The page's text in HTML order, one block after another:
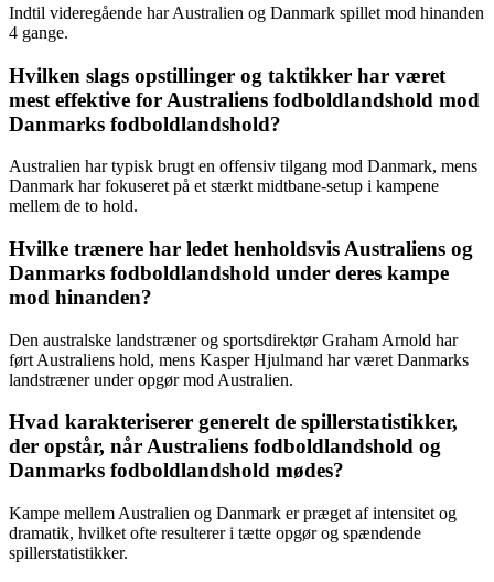
Indtil videregående har Australien og Danmark spillet mod hinanden
4 gange.
Hvilken slags opstillinger og taktikker har været
mest effektive for Australiens fodboldlandshold mod
Danmarks fodboldlandshold?
Australien har typisk brugt en offensiv tilgang mod Danmark, mens
Danmark har fokuseret på et stærkt midtbane-setup i kampene
mellem de to hold.
Hvilke trænere har ledet henholdsvis Australiens og
Danmarks fodboldlandshold under deres kampe
mod hinanden?
Den australske landstræner og sportsdirektør Graham Arnold har
ført Australiens hold, mens Kasper Hjulmand har været Danmarks
landstræner under opgør mod Australien.
Hvad karakteriserer generelt de spillerstatistikker,
der opstår, når Australiens fodboldlandshold og
Danmarks fodboldlandshold mødes?
Kampe mellem Australien og Danmark er præget af intensitet og
dramatik, hvilket ofte resulterer i tætte opgør og spændende
spillerstatistikker.